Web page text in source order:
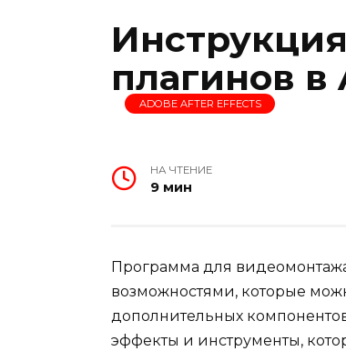
плагинов
ADOBE AFTER EFFECTS
НА ЧТЕНИЕ
9 мин
Программа для
возможностями, которые
дополнительных
эффекты и инструменты,